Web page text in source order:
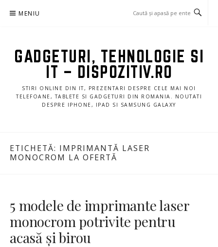
MENIU
GADGETURI, TEHNOLOGIE SI
IT – DISPOZITIV.RO
STIRI ONLINE DIN IT, PREZENTARI DESPRE CELE MAI NOI
TELEFOANE, TABLETE SI GADGETURI DIN ROMANIA. NOUTATI
DESPRE IPHONE, IPAD SI SAMSUNG GALAXY
ETICHETĂ: IMPRIMANTĂ LASER
MONOCROM LA OFERTĂ
5 modele de imprimante laser
monocrom potrivite pentru
acasă și birou